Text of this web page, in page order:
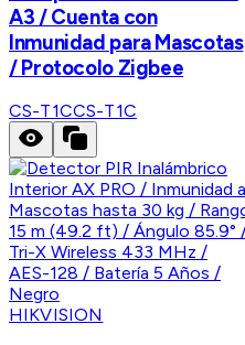
A3 / Cuenta con
Inmunidad para Mascotas
/ Protocolo Zigbee
CS-T1CCS-T1C
HIKVISION